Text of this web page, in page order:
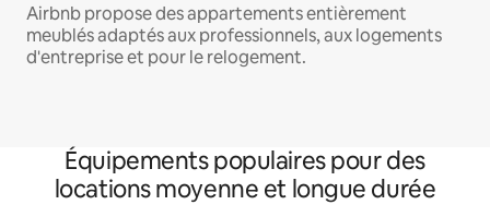
Airbnb propose des appartements entièrement
meublés adaptés aux professionnels, aux logements
d'entreprise et pour le relogement.
Équipements populaires pour des
locations moyenne et longue durée